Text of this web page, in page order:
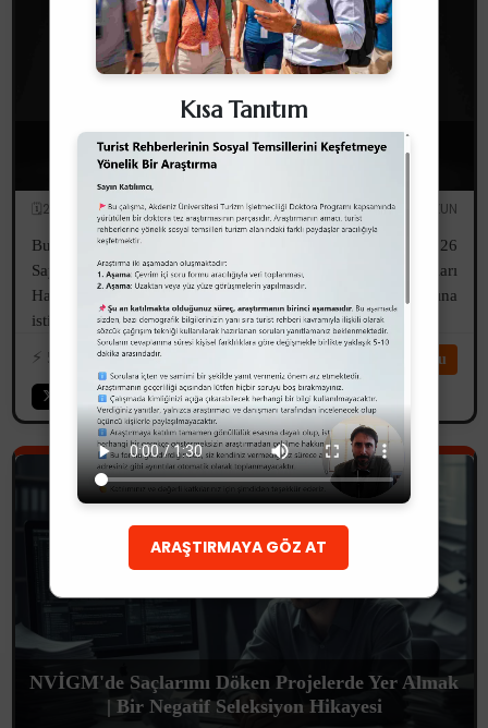
6326 Sayılı Turist Rehberliği Meslek Kanunu
Değişikliğine İlişkin Önerilerim
🗓️28.04.2026 ✏️Serdar UZUN
Bu yazım, 18.03.2026 tarihli ve 2026/03/303 sayılı ve "6326
Sayılı Turist Rehberliği Meslek Kanunu Değişiklik Çalışmaları
Hakkında Kurum Görüşü" konulu TUREB'in yazısına
istinaden görüşlerimi içermektedir.
⚡️ 590 ⏱️14dk Devamını Oku
Vay Başıma Gelenler
NVİGM'de Saçlarımı Döken Projelerde Yer Almak
| Bir Negatif Seleksiyon Hikayesi
Kısa Tanıtım
ARAŞTIRMAYA GÖZ AT